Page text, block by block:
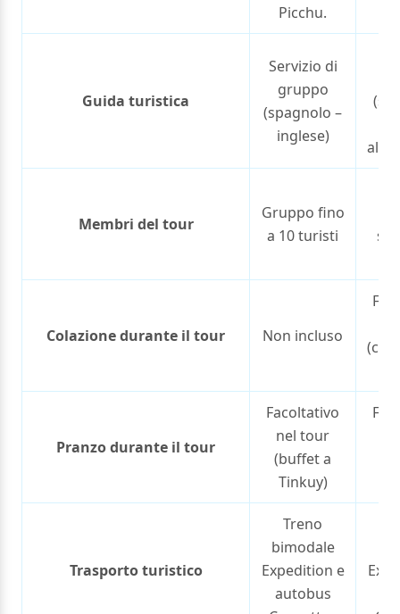
Picchu.
Guida turistica
Servizio di
gruppo
(spagnolo –
inglese)
Membri del tour
Gruppo fino
a 10 turisti
Colazione durante il tour Non incluso
Pranzo durante il tour
Facoltativo
nel tour
(buffet a
Tinkuy)
Trasporto turistico
Treno
bimodale
Expedition e
autobus